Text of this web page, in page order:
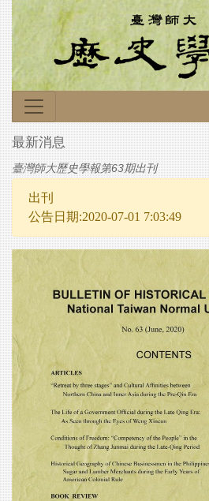
最新消息
臺灣師大歷史學報第63期出刊
出刊
公告日期:2020-07-01 7:03:49